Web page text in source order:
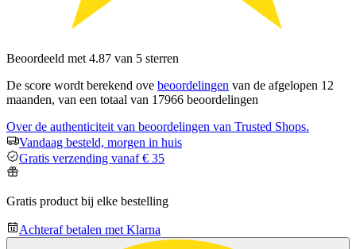
Beoordeeld met 4.87 van 5 sterren
De score wordt berekend ove beoordelingen van de afgelopen 12
maanden, van een totaal van 17966 beoordelingen
Over de authenticiteit van beoordelingen van Trusted Shops.
Vandaag besteld, morgen in huis
Gratis verzending vanaf € 35
Gratis product bij elke bestelling
Achteraf betalen met Klarna